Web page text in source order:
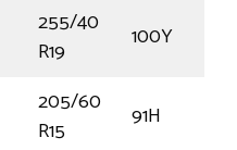
255/40
R19
100Y
205/60
R15
91H